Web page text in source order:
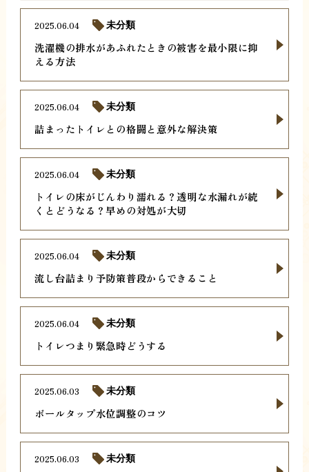
洗濯機の排水があふれたときの被害を最小限に抑
える方法
2025.06.04 未分類
詰まったトイレとの格闘と意外な解決策
2025.06.04 未分類
トイレの床がじんわり濡れる？透明な水漏れが続
くとどうなる？早めの対処が大切
2025.06.04 未分類
流し台詰まり予防策普段からできること
2025.06.04 未分類
トイレつまり緊急時どうする
2025.06.04 未分類
ボールタップ水位調整のコツ
2025.06.03 未分類
2025.06.03 未分類